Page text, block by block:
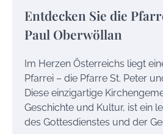
Entdecken Sie die
Paul Oberwöllan
Im Herzen Österreichs liegt
Pfarrei – die Pfarre St. Peter
Diese einzigartige
Geschichte und Kultur, ist ein
des Gottesdienstes und der